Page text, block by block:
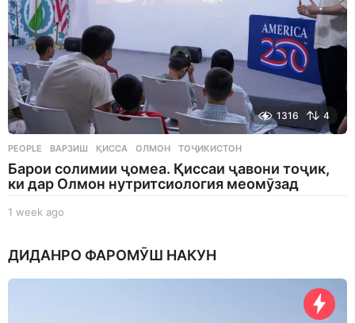
1316 4
PEOPLE ВАРЗИШ ,ҚИССА ,ОЛМОН ,ТОҶИКИСТОН
Барои солимии ҷомеа. Қиссаи ҷавони тоҷик,
ки дар Олмон нутритсиология меомӯзад
1 week ago
e
ДИДАНРО ФАРОМӮШ НАКУН